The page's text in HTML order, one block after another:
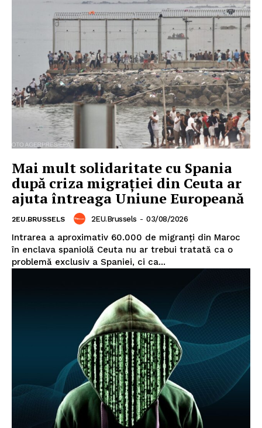
Mai mult solidaritate cu Spania
după criza migrației din Ceuta ar
ajuta întreaga Uniune Europeană
2EU.BRUSSELS 2EU.Brussels - 03/08/2026
Intrarea a aproximativ 60.000 de migranți din Maroc
în enclava spaniolă Ceuta nu ar trebui tratată ca o
problemă exclusiv a Spaniei, ci ca...